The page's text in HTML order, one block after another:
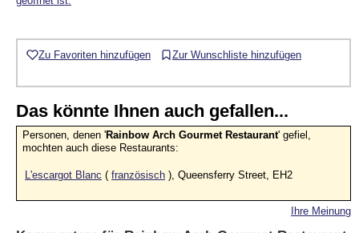
Zu Favoriten hinzufügen Zur Wunschliste hinzufügen
Das könnte Ihnen auch gefallen...
Personen, denen 'Rainbow Arch Gourmet Restaurant' gefiel,
mochten auch diese Restaurants:
L'escargot Blanc ( französisch ), Queensferry Street, EH2
Ihre Meinung